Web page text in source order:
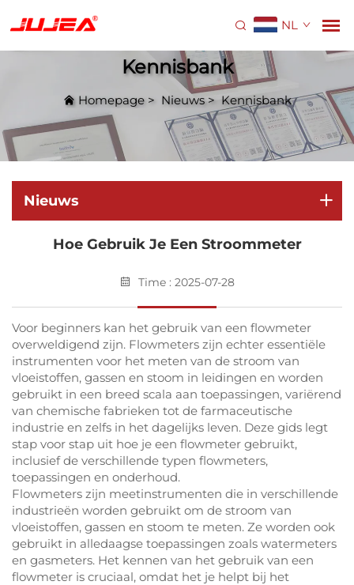
NL
Kennisbank
Homepage> Nieuws> Kennisbank
Nieuws
Hoe Gebruik Je Een Stroommeter
Time : 2025-07-28
Voor beginners kan het gebruik van een flowmeter
overweldigend zijn. Flowmeters zijn echter essentiële
instrumenten voor het meten van de stroom van
vloeistoffen, gassen en stoom in leidingen en worden
gebruikt in een breed scala aan toepassingen, variërend
van chemische fabrieken tot de farmaceutische
industrie en zelfs in het dagelijks leven. Deze gids legt
stap voor stap uit hoe je een flowmeter gebruikt,
inclusief de verschillende typen flowmeters,
toepassingen en onderhoud.
Flowmeters zijn meetinstrumenten die in verschillende
industrieën worden gebruikt om de stroom van
vloeistoffen, gassen en stoom te meten. Ze worden ook
gebruikt in alledaagse toepassingen zoals watermeters
en gasmeters. Het kennen van het gebruik van een
flowmeter is cruciaal, omdat het je helpt bij het